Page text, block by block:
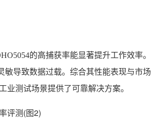
的高捕获率能显著提升工作效率。
导致数据过载。综合其性能表现与市场
业测试场景提供了可靠解决方案。